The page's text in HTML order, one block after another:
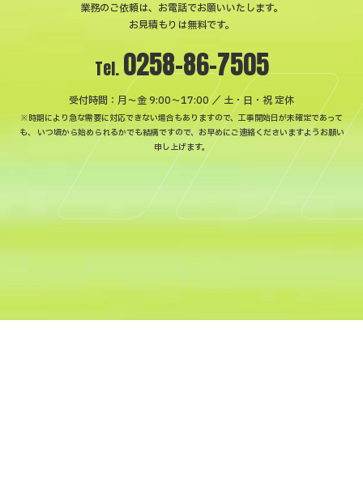
業務のご依頼は、お電話でお願いいたします。
お見積もりは無料です。
Tel.0258-86-7505
受付時間：月〜金 9:00～17:00 ／ 土・日・祝 定休
※時期により急な需要に対応できない場合もありますので、工事開始日が未確定であって
も、
いつ頃から始められるかでも結構ですので、お早めにご連絡くださいますようお願い
申し上げます。